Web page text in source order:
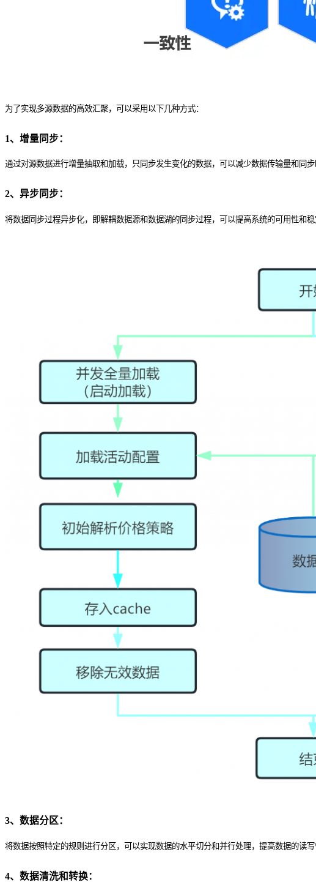
为了实现多源数据的高效汇聚，可以采用以下几种方式：
1、增量同步：
通过对源数据进行增量抽取和加载，只同步发生变化的数据，可以减少数据传输量和同步
2、异步同步：
将数据同步过程异步化，即解耦数据源和数据湖的同步过程，可以提高系统的可用性和稳
3、数据分区：
将数据按照特定的规则进行分区，可以实现数据的水平切分和并行处理，提高数据的读写
4、数据清洗和转换：